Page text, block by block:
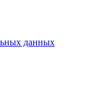
данных